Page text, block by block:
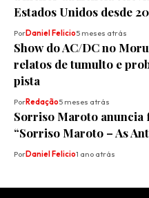
Estados Unidos desde
PorDaniel Felicio5 meses atrás
Show do AC/DC no
relatos de tumulto e
pista
PorRedação5 meses atrás
Sorriso Maroto anuncia
“Sorriso Maroto – As
PorDaniel Felicio1 ano atrás